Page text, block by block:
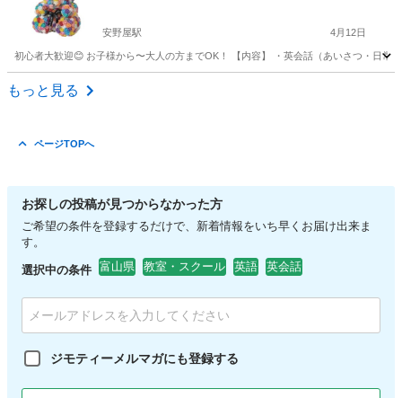
安野屋駅 4月12日
初心者大歓迎😊 お子様から〜大人の方までOK！ 【内容】 ・英会話（あいさつ・日
富山 富山市
もっと見る
ページTOPへ
お探しの投稿が見つからなかった方
ご希望の条件を登録するだけで、新着情報をいち早くお届け出来ま
す。
選択中の条件 富山県 教室・スクール 英語 英会話
ジモティーメルマガにも登録する